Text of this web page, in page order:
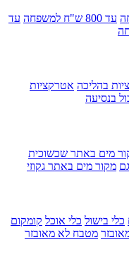
עד 800 ש"ח למשפחה
עד
בהליכה אטרקציות
בנסיעה
מים באתר שכשוכית
מקור מים באתר גקוזי
כלי בישול כלי אוכל קומקום
מטבח לא מאובזר